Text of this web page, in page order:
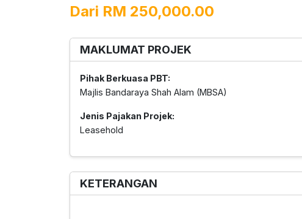
Dari RM 250,000.00
MAKLUMAT PROJEK
Pihak Berkuasa PBT:
Majlis Bandaraya Shah Alam (MBSA)
Jenis Pajakan Projek:
Leasehold
KETERANGAN